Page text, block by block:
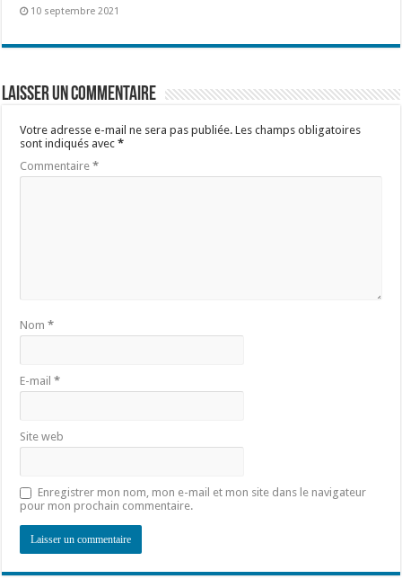
10 septembre 2021
Laisser un commentaire
Votre adresse e-mail ne sera pas publiée. Les champs obligatoires
sont indiqués avec*
Commentaire*
Nom*
E-mail*
Site web
Enregistrer mon nom, mon e-mail et mon site dans le navigateur
pour mon prochain commentaire.